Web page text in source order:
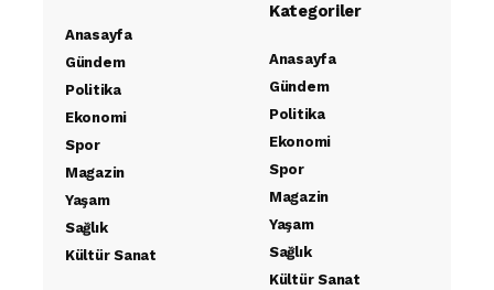
Anasayfa
Gündem
Politika
Ekonomi
Spor
Magazin
Yaşam
Sağlık
Kültür Sanat
Kategoriler
Anasayfa
Gündem
Politika
Ekonomi
Spor
Magazin
Yaşam
Sağlık
Kültür Sanat